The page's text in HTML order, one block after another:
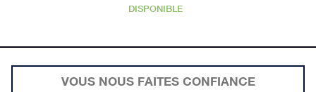
DISPONIBLE
VOUS NOUS FAITES CONFIANCE